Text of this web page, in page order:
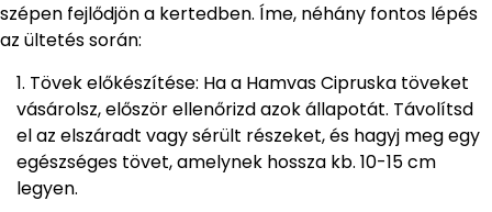
szépen fejlődjön a kertedben. Íme, néhány fontos lépés
az ültetés során:
Tövek előkészítése: Ha a Hamvas Cipruska töveket
vásárolsz, először ellenőrizd azok állapotát. Távolítsd
el az elszáradt vagy sérült részeket, és hagyj meg egy
egészséges tövet, amelynek hossza kb. 10-15 cm
legyen.